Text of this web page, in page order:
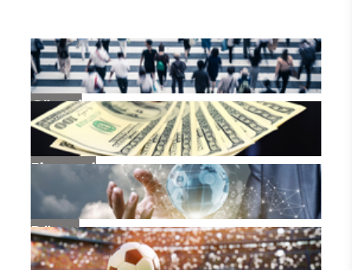
Güncel
Ekonomi
Dünya